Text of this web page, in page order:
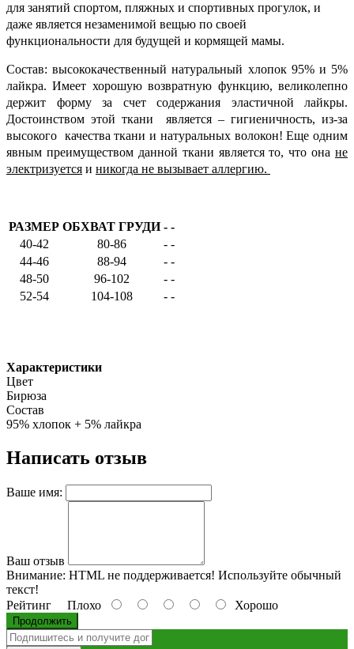
для занятий спортом, пляжных и спортивных прогулок, и
даже является незаменимой вещью по своей
функциональности для будущей и кормящей мамы.
Состав:высококачественный натуральный хлопок 95% и 5%
лайкра. Имеет хорошую возвратную функцию, великолепно
держит форму за счет содержания эластичной лайкры.
Достоинством этой ткани является – гигиеничность, из-за
высокого качества ткани и натуральных волокон!Еще одним
явным преимуществом данной ткани является то, что она не
электризуется и никогда не вызывает аллергию.
РАЗМЕР ОБХВАТ ГРУДИ - -
40-42
80-86 - -
44-46
88-94 - -
48-50
96-102 - -
52-54
104-108 - -
Характеристики
Цвет
Бирюза
Состав
95% хлопок + 5% лайкра
Написать отзыв
Ваше имя:
Ваш отзыв
Внимание: HTML не поддерживается! Используйте обычный
текст!
Рейтинг Плохо Хорошо
Продолжить